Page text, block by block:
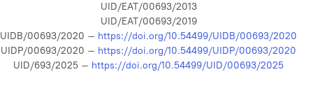
UID/EAT/00693/2013
UID/EAT/00693/2019
UIDB/00693/2020 – https://doi.org/10.54499/UIDB/00693/2020
UIDP/00693/2020 – https://doi.org/10.54499/UIDP/00693/2020
UID/693/2025 – https://doi.org/10.54499/UID/00693/2025